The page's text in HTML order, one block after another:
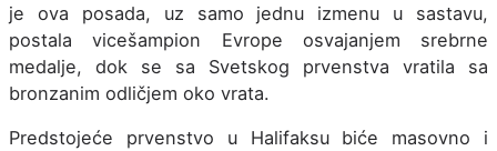
je ova posada, uz samo jednu izmenu u sastavu,
postala vicešampion Evrope osvajanjem srebrne
medalje, dok se sa Svetskog prvenstva vratila sa
bronzanim odličjem oko vrata.
Predstojeće prvenstvo u Halifaksu biće masovno i